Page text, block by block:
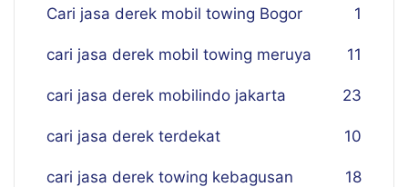
Cari jasa derek mobil towing Bogor 1
cari jasa derek mobil towing meruya 11
cari jasa derek mobilindo jakarta 23
cari jasa derek terdekat 10
cari jasa derek towing kebagusan 18